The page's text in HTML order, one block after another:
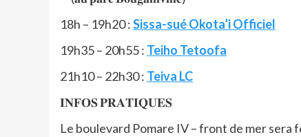
18h – 19h20 :Sissa-sué Okota’i Officiel
19h35 – 20h55 : Teiho Tetoofa
21h10 – 22h30 : Teiva LC
𝐈𝐍𝐅𝐎𝐒 𝐏𝐑𝐀𝐓𝐈𝐐𝐔𝐄𝐒
Le boulevard Pomare IV – front de mer sera